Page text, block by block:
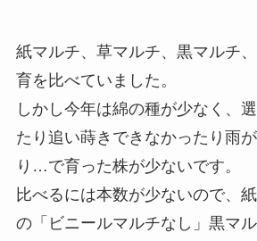
紙マルチ、草マルチ、黒マルチ
育を比べていました。
しかし今年は綿の種が少なく、
たり追い蒔きできなかったり雨
り…で育った株が少ないです。
比べるには本数が少ないので、
の「ビニールマルチなし」黒マ